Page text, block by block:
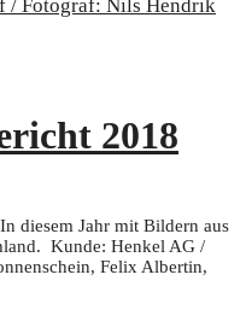
2018
diesem Jahr mit Bildern aus
Kunde: Henkel AG /
Felix Albertin,